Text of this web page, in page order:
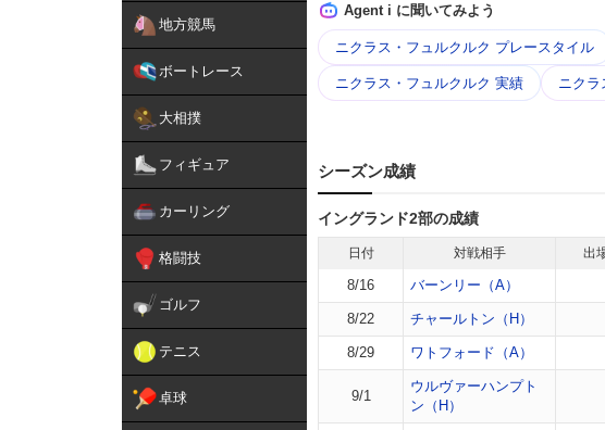
地方競馬
ボートレース
大相撲
フィギュア
カーリング
格闘技
ゴルフ
テニス
卓球
Agent i に聞いてみよう
ニクラス・フュルクルク プレースタイル
ニクラス・フュルクルク 実績 ニクラ
シーズン成績
イングランド2部の成績
日付 対戦相手 出
8/16 バーンリー（A）
8/22 チャールトン（H）
8/29 ワトフォード（A）
9/1
ウルヴァーハンプト
ン（H）